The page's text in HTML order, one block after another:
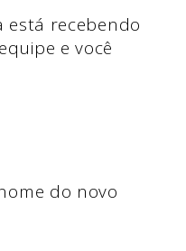
está recebendo
e você
do novo